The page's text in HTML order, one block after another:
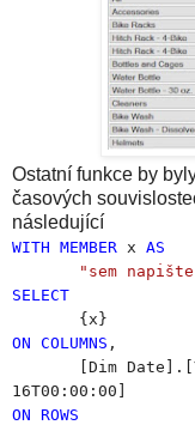
Ostatní funkce by
časových
následující
WITH MEMBER x AS
"sem
SELECT
{x}
ON COLUMNS ,
[Dim
16T00:00:00]
ON ROWS